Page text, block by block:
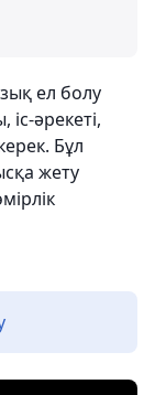
ел болу
әрекеті,
Бұл
жету